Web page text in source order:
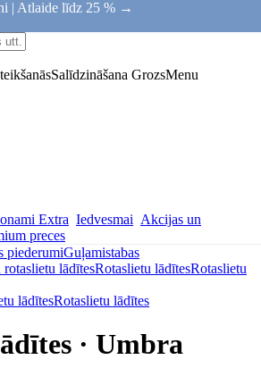
| Atlaide līdz 25 % →
Salīdzināšana GrozsMenu
Extra Iedvesmai Akcijas un
preces
piederumiGuļamistabas
lādītesRotaslietu lādītesRotaslietu
lādītesRotaslietu lādītes
· Umbra